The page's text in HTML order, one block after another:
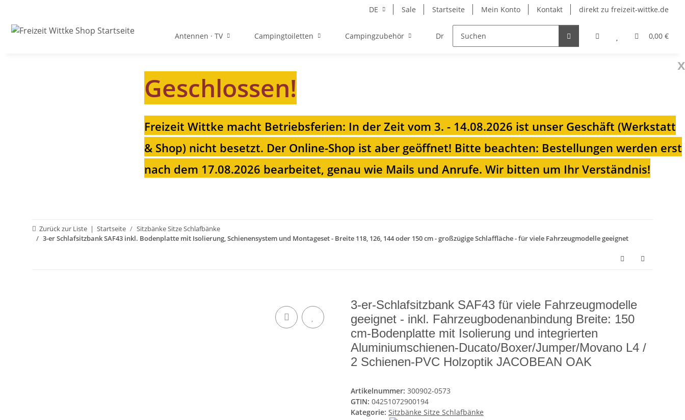
DE Sale Startseite Mein Konto Kontakt direkt zu freizeit-wittke.de
0,00 €
Antennen · TV Campingtoiletten Campingzubehör Drehkonsolen Heizungen für Ihren
x
Geschlossen!
Freizeit Wittke macht Betriebsferien: In der Zeit vom 3. - 14.08.2026 ist unser Geschäft (Werkstatt
& Shop) nicht besetzt. Der Online-Shop ist aber geöffnet! Bitte beachten: Bestellungen werden erst
nach dem 17.08.2026 bearbeitet, genau wie Mails und Anrufe. Wir bitten um Ihr Verständnis!
Zurück zur Liste Startseite
Sitzbänke Sitze Schlafbänke
3-er Schlafsitzbank SAF43 inkl. Bodenplatte mit Isolierung, Schienensystem und Montageset - Breite 118, 126, 144 oder 150 cm - großzügige Schlaffläche - für viele Fahrzeugmodelle geeignet
3-er-Schlafsitzbank SAF43 für viele Fahrzeugmodelle
geeignet - inkl. Fahrzeugbodenanbindung Breite: 150
cm-Bodenplatte mit Isolierung und integrierten
Aluminiumschienen-Ducato/Boxer/Jumper/Movano L4 /
2 Schienen-PVC Holzoptik JACOBEAN OAK
Artikelnummer: 300902-0573
GTIN: 04251072900194
Kategorie: Sitzbänke Sitze Schlafbänke